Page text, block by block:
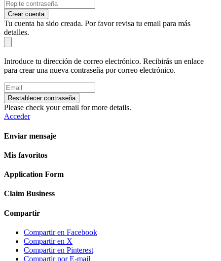
Crear cuenta
Tu cuenta ha sido creada. Por favor revisa tu email para más
detalles.
Introduce tu dirección de correo electrónico. Recibirás un enlace
para crear una nueva contraseña por correo electrónico.
Restablecer contraseña
Please check your email for more details.
Acceder
Enviar mensaje
Mis favoritos
Application Form
Claim Business
Compartir
Compartir en Facebook
Compartir en X
Compartir en Pinterest
Compartir por E-mail